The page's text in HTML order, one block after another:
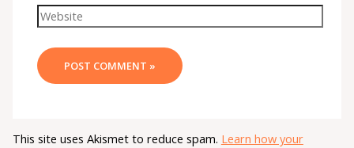
This site uses Akismet to reduce spam. Learn how your